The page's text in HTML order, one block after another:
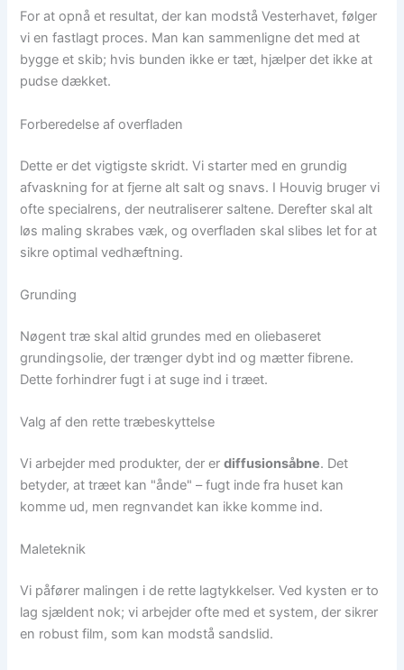
For at opnå et resultat, der kan modstå Vesterhavet, følger
vi en fastlagt proces. Man kan sammenligne det med at
bygge et skib; hvis bunden ikke er tæt, hjælper det ikke at
pudse dækket.
Forberedelse af overfladen
Dette er det vigtigste skridt. Vi starter med en grundig
afvaskning for at fjerne alt salt og snavs. I Houvig bruger vi
ofte specialrens, der neutraliserer saltene. Derefter skal alt
løs maling skrabes væk, og overfladen skal slibes let for at
sikre optimal vedhæftning.
Grunding
Nøgent træ skal altid grundes med en oliebaseret
grundingsolie, der trænger dybt ind og mætter fibrene.
Dette forhindrer fugt i at suge ind i træet.
Valg af den rette træbeskyttelse
Vi arbejder med produkter, der erdiffusionsåbne. Det
betyder, at træet kan "ånde" – fugt inde fra huset kan
komme ud, men regnvandet kan ikke komme ind.
Maleteknik
Vi påfører malingen i de rette lagtykkelser. Ved kysten er to
lag sjældent nok; vi arbejder ofte med et system, der sikrer
en robust film, som kan modstå sandslid.